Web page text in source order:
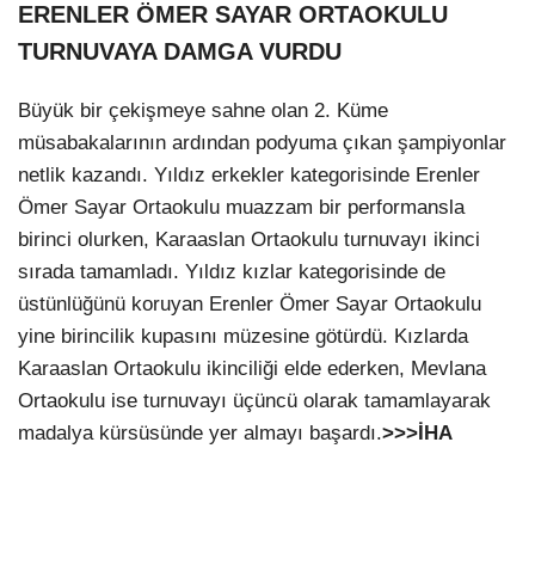
ERENLER ÖMER SAYAR ORTAOKULU
TURNUVAYA DAMGA VURDU
Büyük bir çekişmeye sahne olan 2. Küme
müsabakalarının ardından podyuma çıkan şampiyonlar
netlik kazandı. Yıldız erkekler kategorisinde Erenler
Ömer Sayar Ortaokulu muazzam bir performansla
birinci olurken, Karaaslan Ortaokulu turnuvayı ikinci
sırada tamamladı. Yıldız kızlar kategorisinde de
üstünlüğünü koruyan Erenler Ömer Sayar Ortaokulu
yine birincilik kupasını müzesine götürdü. Kızlarda
Karaaslan Ortaokulu ikinciliği elde ederken, Mevlana
Ortaokulu ise turnuvayı üçüncü olarak tamamlayarak
madalya kürsüsünde yer almayı başardı.>>>İHA